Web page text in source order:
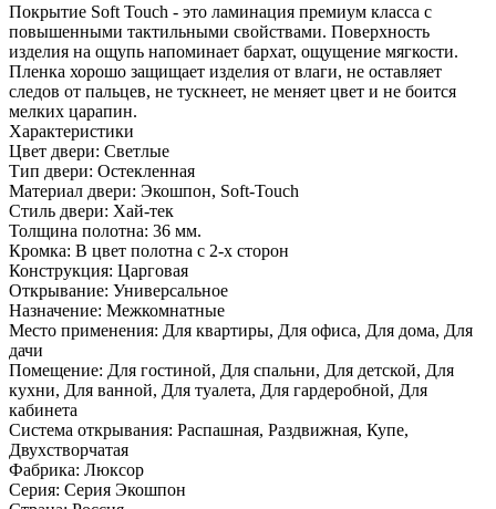
Покрытие Soft Touch - это ламинация премиум класса с
повышенными тактильными свойствами. Поверхность
изделия на ощупь напоминает бархат, ощущение мягкости.
Пленка хорошо защищает изделия от влаги, не оставляет
следов от пальцев, не тускнеет, не меняет цвет и не боится
мелких царапин.
Характеристики
Цвет двери: Светлые
Тип двери: Остекленная
Материал двери: Экошпон, Soft-Touch
Стиль двери: Хай-тек
Толщина полотна: 36 мм.
Кромка: В цвет полотна с 2-х сторон
Конструкция: Царговая
Открывание: Универсальное
Назначение: Межкомнатные
Место применения: Для квартиры, Для офиса, Для дома, Для
дачи
Помещение: Для гостиной, Для спальни, Для детской, Для
кухни, Для ванной, Для туалета, Для гардеробной, Для
кабинета
Система открывания: Распашная, Раздвижная, Купе,
Двухстворчатая
Фабрика: Люксор
Серия: Серия Экошпон